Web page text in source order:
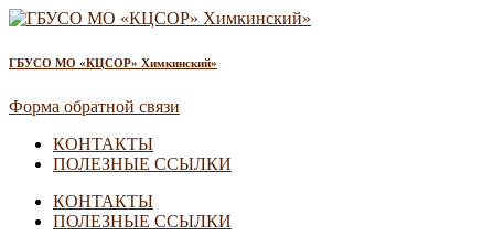
ГБУСО МО «КЦСОР» Химкинский»
Форма обратной связи
КОНТАКТЫ
ПОЛЕЗНЫЕ ССЫЛКИ
КОНТАКТЫ
ПОЛЕЗНЫЕ ССЫЛКИ